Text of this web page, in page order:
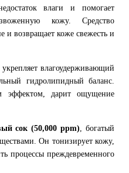
влаги и помогает
кожу. Средство
и возвращает коже свежесть и
влагоудерживающий
гидролипидный баланс.
эффектом, дарит ощущение
сок (50,000 ppm), богатый
Он тонизирует кожу,
процессы преждевременного